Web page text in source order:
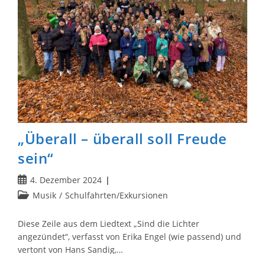
Die
Heese
„Überall – überall soll Freude
sein“
Beitrag
veröffentlicht:
4. Dezember 2024
Beitrags-
Musik / Schulfahrten/Exkursionen
Diese Zeile aus dem Liedtext „Sind die Lichter
angezündet“, verfasst von Erika Engel (wie passend) und
vertont von Hans Sandig,…